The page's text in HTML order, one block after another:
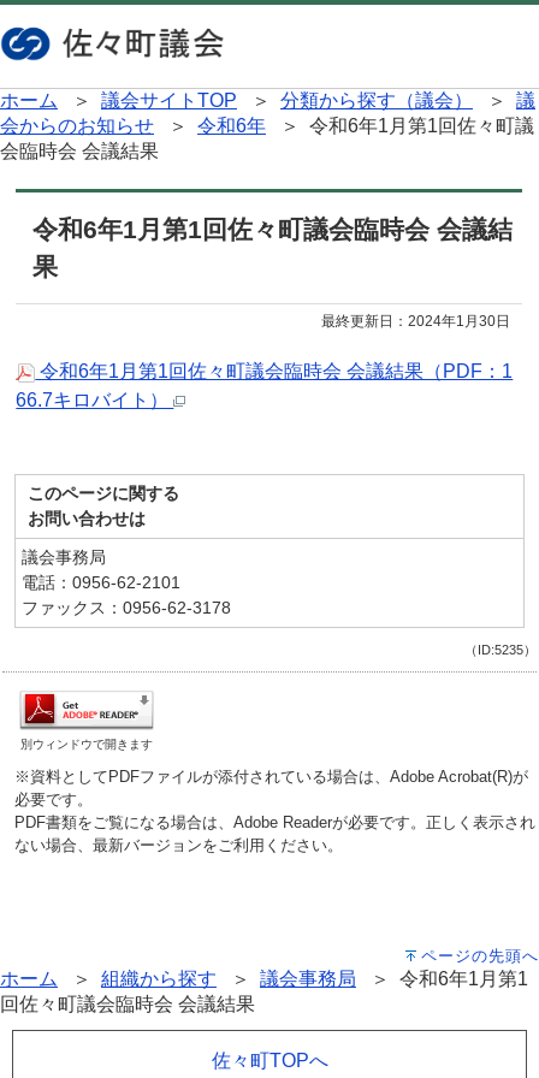
ホーム ＞ 議会サイトTOP ＞ 分類から探す（議会） ＞ 議
会からのお知らせ ＞ 令和6年 ＞ 令和6年1月第1回佐々町議
会臨時会 会議結果
令和6年1月第1回佐々町議会臨時会 会議結
果
最終更新日：2024年1月30日
令和6年1月第1回佐々町議会臨時会 会議結果（PDF：1
66.7キロバイト）
このページに関する
お問い合わせは
議会事務局
電話：0956-62-2101
ファックス：0956-62-3178
（ID:5235）
別ウィンドウで開きます
※資料としてPDFファイルが添付されている場合は、Adobe Acrobat(R)が
必要です。
PDF書類をご覧になる場合は、Adobe Readerが必要です。正しく表示され
ない場合、最新バージョンをご利用ください。
ページの先頭へ
ホーム ＞ 組織から探す ＞ 議会事務局 ＞ 令和6年1月第1
回佐々町議会臨時会 会議結果
佐々町TOPへ